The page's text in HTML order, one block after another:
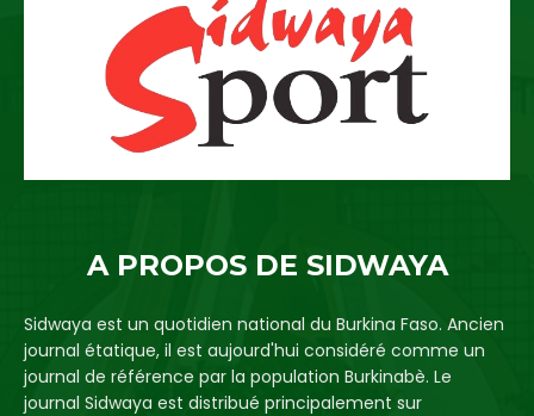
A PROPOS DE SIDWAYA
Sidwaya est un quotidien national du Burkina Faso. Ancien
journal étatique, il est aujourd'hui considéré comme un
journal de référence par la population Burkinabè. Le
journal Sidwaya est distribué principalement sur